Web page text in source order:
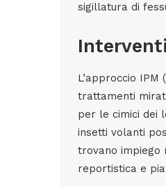
sigillatura di
L’approccio
trattamenti
per le cimici dei
insetti volanti
trovano impiego
reportistica e